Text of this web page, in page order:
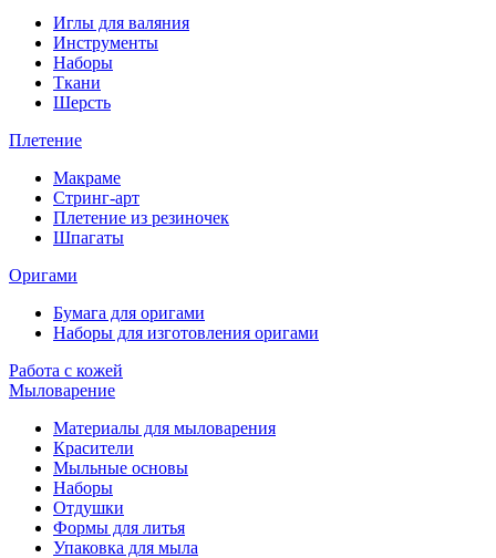
Иглы для валяния
Инструменты
Наборы
Ткани
Шерсть
Плетение
Макраме
Стринг-арт
Плетение из резиночек
Шпагаты
Оригами
Бумага для оригами
Наборы для изготовления оригами
Работа с кожей
Мыловарение
Материалы для мыловарения
Красители
Мыльные основы
Наборы
Отдушки
Формы для литья
Упаковка для мыла